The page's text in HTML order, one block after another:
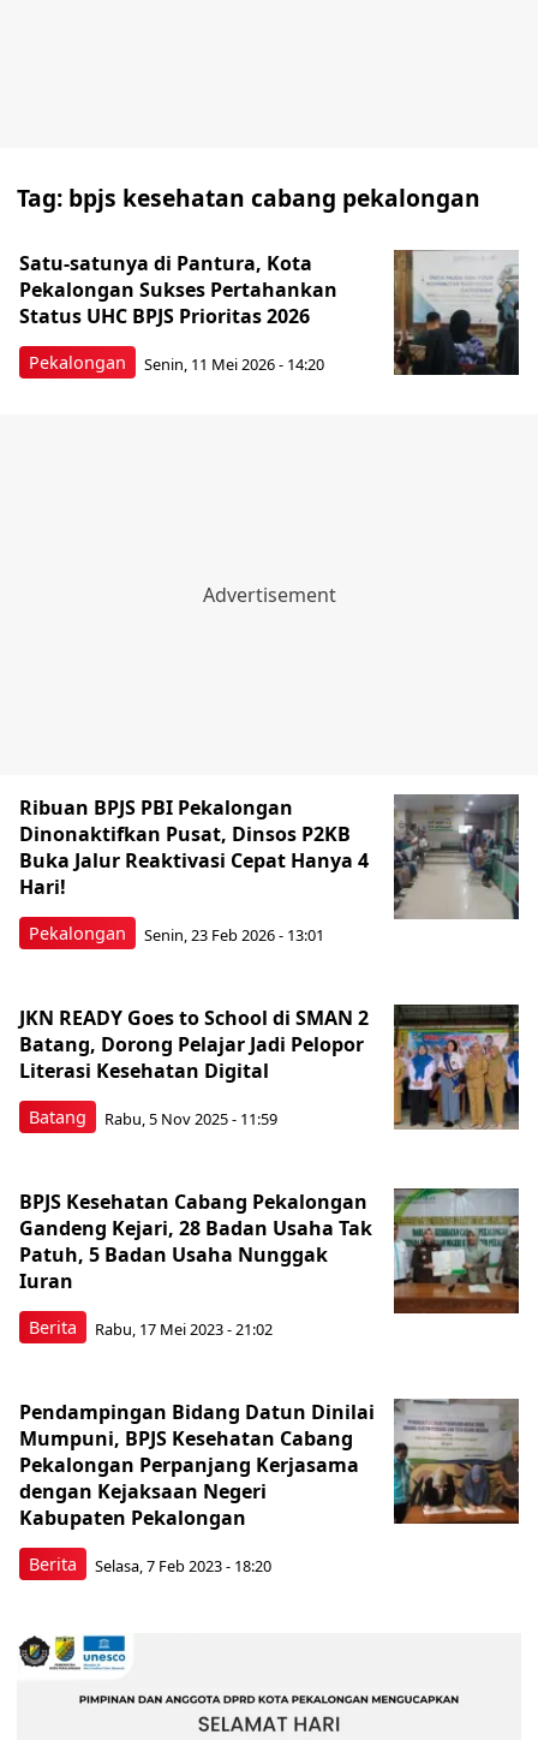
Tag: bpjs kesehatan cabang pekalongan
Pekalongan
Satu-satunya di Pantura, Kota
Pekalongan Sukses Pertahankan
Status UHC BPJS Prioritas 2026
Senin, 11 Mei 2026 - 14:20
Pekalongan
Ribuan BPJS PBI Pekalongan
Dinonaktifkan Pusat, Dinsos P2KB
Buka Jalur Reaktivasi Cepat Hanya 4
Hari!
Senin, 23 Feb 2026 - 13:01
Batang
JKN READY Goes to School di SMAN 2
Batang, Dorong Pelajar Jadi Pelopor
Literasi Kesehatan Digital
Rabu, 5 Nov 2025 - 11:59
Berita
BPJS Kesehatan Cabang Pekalongan
Gandeng Kejari, 28 Badan Usaha Tak
Patuh, 5 Badan Usaha Nunggak
Iuran
Rabu, 17 Mei 2023 - 21:02
Berita
Pendampingan Bidang Datun Dinilai
Mumpuni, BPJS Kesehatan Cabang
Pekalongan Perpanjang Kerjasama
dengan Kejaksaan Negeri
Kabupaten Pekalongan
Selasa, 7 Feb 2023 - 18:20